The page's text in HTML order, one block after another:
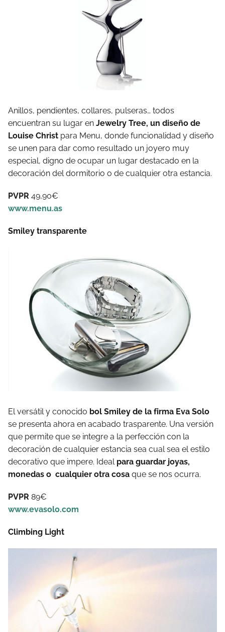
Anillos, pendientes, collares, pulseras… todos
encuentran su lugar en Jewelry Tree, un diseño de
Louise Christ para Menu, donde funcionalidad y diseño
se unen para dar como resultado un joyero muy
especial, digno de ocupar un lugar destacado en la
decoración del dormitorio o de cualquier otra estancia.
PVPR 49,90€
www.menu.as
Smiley transparente
El versátil y conocido bol Smiley de la firma Eva Solo
se presenta ahora en acabado trasparente. Una versión
que permite que se integre a la perfección con la
decoración de cualquier estancia sea cual sea el estilo
decorativo que impere. Ideal para guardar joyas,
monedas o cualquier otra cosa que se nos ocurra.
PVPR 89€
www.evasolo.com
Climbing Light